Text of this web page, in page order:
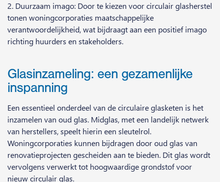
2. Duurzaam imago: Door te kiezen voor circulair glasherstel
tonen woningcorporaties maatschappelijke
verantwoordelijkheid, wat bijdraagt aan een positief imago
richting huurders en stakeholders.
Glasinzameling: een gezamenlijke
inspanning
Een essentieel onderdeel van de circulaire glasketen is het
inzamelen van oud glas. Midglas, met een landelijk netwerk
van herstellers, speelt hierin een sleutelrol.
Woningcorporaties kunnen bijdragen door oud glas van
renovatieprojecten gescheiden aan te bieden. Dit glas wordt
vervolgens verwerkt tot hoogwaardige grondstof voor
nieuw circulair glas.